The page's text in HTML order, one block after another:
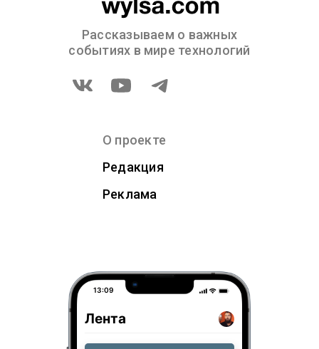
Рассказываем о важных
событиях в мире технологий
О проекте
Редакция
Реклама
13:09
Лента